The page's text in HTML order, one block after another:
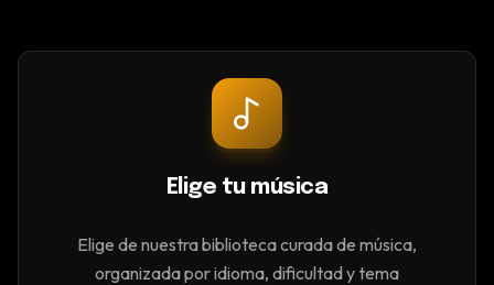
Elige tu música
Elige de nuestra biblioteca curada de música,
organizada por idioma, dificultad y tema